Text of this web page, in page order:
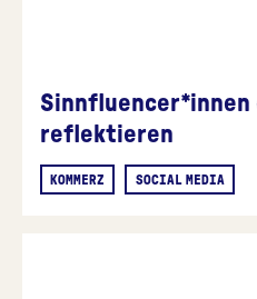
Sinnfluencer*innen
reflektieren
KOMMERZ SOCIAL MEDIA